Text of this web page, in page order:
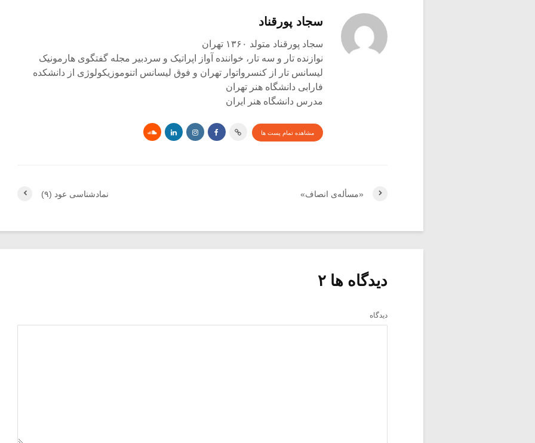
سجاد پورقناد
سجاد پورقناد متولد ۱۳۶۰ تهران
نوازنده تار و سه تار، خواننده آواز اپراتیک و سردبیر مجله گفتگوی هارمونیک
لیسانس تار از کنسرواتوار تهران و فوق لیسانس اتنوموزیکولوژی از دانشکده
فارابی دانشگاه هنر تهران
مدرس دانشگاه هنر ایران
مشاهده تمام پست ها
نماد‌شناسی عود (۹) «مسأله‌ی انصاف»
دیدگاه ها ۲
دیدگاه